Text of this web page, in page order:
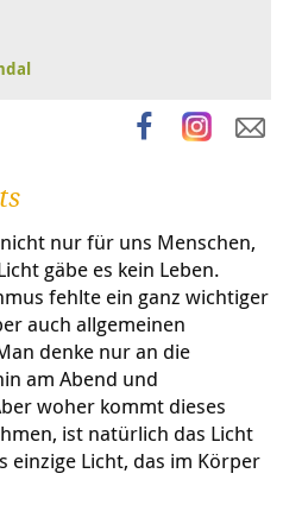
nur für uns Menschen,
gäbe es kein Leben.
fehlte ein ganz wichtiger
auch allgemeinen
denke nur an die
am Abend und
woher kommt dieses
ist natürlich das Licht
einzige Licht, das im Körper